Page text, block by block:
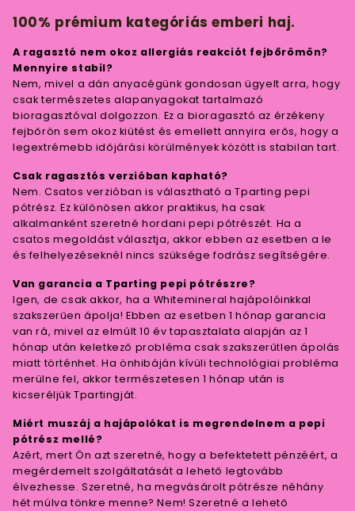
100% prémium kategóriás emberi haj.
A ragasztó nem okoz allergiás reakciót fejbőrömön?
Mennyire stabil?
Nem, mivel a dán anyacégünk gondosan ügyelt arra, hogy
csak természetes alapanyagokat tartalmazó
bioragasztóval dolgozzon. Ez a bioragasztó az érzékeny
fejbőrön sem okoz kiütést és emellett annyira erős, hogy a
legextrémebb időjárási körülmények között is stabilan tart.
Csak ragasztós verzióban kapható?
Nem. Csatos verzióban is választható a Tparting pepi
pótrész. Ez különösen akkor praktikus, ha csak
alkalmanként szeretné hordani pepi pótrészét. Ha a
csatos megoldást választja, akkor ebben az esetben a le
és felhelyezéseknél nincs szüksége fodrász segítségére.
Van garancia a Tparting pepi pótrészre?
Igen, de csak akkor, ha a Whitemineral hajápolóinkkal
szakszerűen ápolja! Ebben az esetben 1 hónap garancia
van rá, mivel az elmúlt 10 év tapasztalata alapján az 1
hónap után keletkező probléma csak szakszerűtlen ápolás
miatt történhet. Ha önhibáján kívüli technológiai probléma
merülne fel, akkor természetesen 1 hónap után is
kicseréljük Tpartingját.
Miért muszáj a hajápolókat is megrendelnem a pepi
pótrész mellé?
Azért, mert Ön azt szeretné, hogy a befektetett pénzéért, a
megérdemelt szolgáltatását a lehető legtovább
élvezhesse. Szeretné, ha megvásárolt pótrésze néhány
hét múlva tönkre menne? Nem! Szeretné a lehető